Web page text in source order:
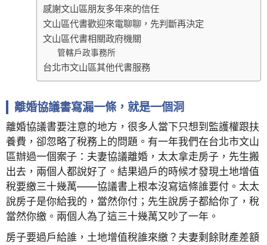
感謝文山區朋友多年來的信任
文山區代書歡迎來電聊聊，先判斷再決定
文山區代書相關政府機關
管轄戶政事務所
台北市文山區其他代書服務
離婚協議書寫漏一條，就是一個洞
離婚協議書要注意的地方，很多人當下只想到監護權跟扶
養費，卻忽略了稅務上的問題。有一年我們在台北市文山
區辦過一個案子：夫妻協議離婚，太太拿走房子，先生搬
出去，兩個人都說好了。結果過戶的時候才發現土地增值
稅要繳三十幾萬——協議書上根本沒寫這條誰要付。太太
說房子是你給我的，當然你付；先生說房子都給你了，稅
當然你繳。兩個人為了這三十幾萬又吵了一年。
房子要過戶給誰，土地增值稅誰來繳？夫妻剩餘財產差額